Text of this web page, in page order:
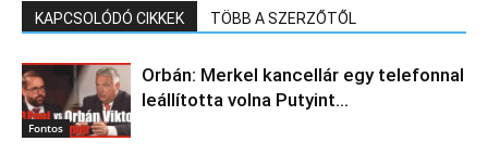
KAPCSOLÓDÓ CIKKEK TÖBB A SZERZŐTŐL
Fontos
Orbán: Merkel kancellár egy telefonnal
leállította volna Putyint…